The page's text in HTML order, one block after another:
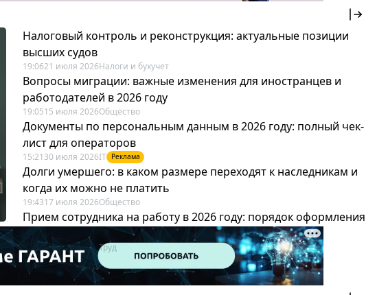
Налоговый контроль и реконструкция: актуальные позиции
высших судов
19:0621 июля 2026Налоги и бухучет
Вопросы миграции: важные изменения для иностранцев и
работодателей в 2026 году
19:0515 июля 2026Общество
Документы по персональным данным в 2026 году: полный чек-
лист для операторов
15:21 30 июля 2026IT Реклама
Долги умершего: в каком размере переходят к наследникам и
когда их можно не платить
19:4317 июля 2026Общество
Прием сотрудника на работу в 2026 году: порядок оформления
для кадровика и бухгалтера
12:2822 июля 2026Труд